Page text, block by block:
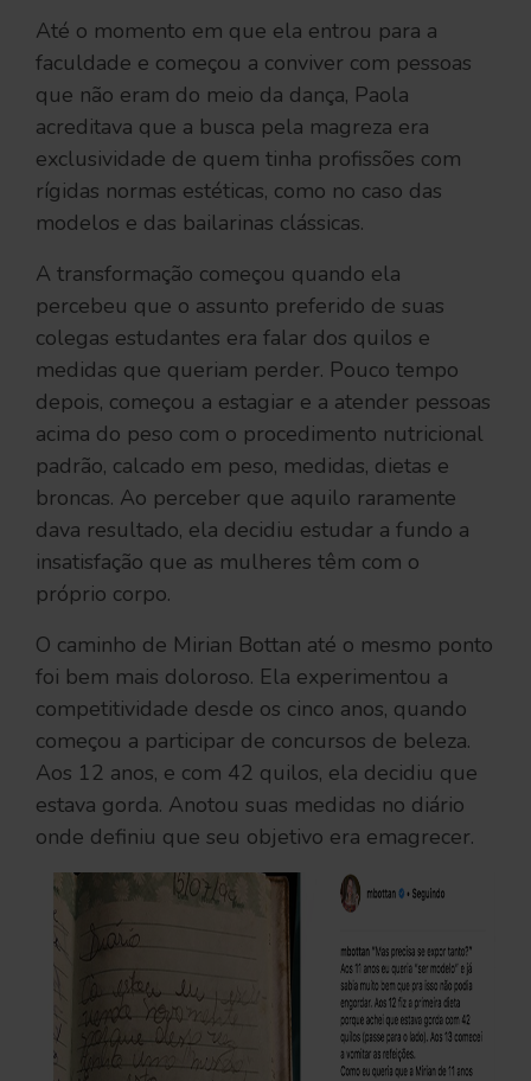
Até o momento em que ela entrou para a
faculdade e começou a conviver com pessoas
que não eram do meio da dança, Paola
acreditava que a busca pela magreza era
exclusividade de quem tinha profissões com
rígidas normas estéticas, como no caso das
modelos e das bailarinas clássicas.
A transformação começou quando ela
percebeu que o assunto preferido de suas
colegas estudantes era falar dos quilos e
medidas que queriam perder. Pouco tempo
depois, começou a estagiar e a atender pessoas
acima do peso com o procedimento nutricional
padrão, calcado em peso, medidas, dietas e
broncas. Ao perceber que aquilo raramente
dava resultado, ela decidiu estudar a fundo a
insatisfação que as mulheres têm com o
próprio corpo.
O caminho de Mirian Bottan até o mesmo ponto
foi bem mais doloroso. Ela experimentou a
competitividade desde os cinco anos, quando
começou a participar de concursos de beleza.
Aos 12 anos, e com 42 quilos, ela decidiu que
estava gorda. Anotou suas medidas no diário
onde definiu que seu objetivo era emagrecer.